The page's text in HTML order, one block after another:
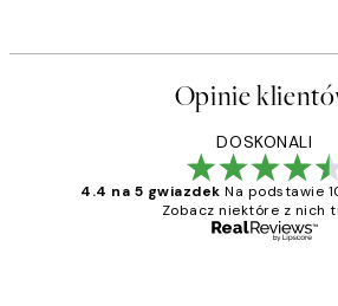
Opinie
DOSKONALI
4.4 na 5 gwiazdek Na podstawie
Zobacz niektóre z nich